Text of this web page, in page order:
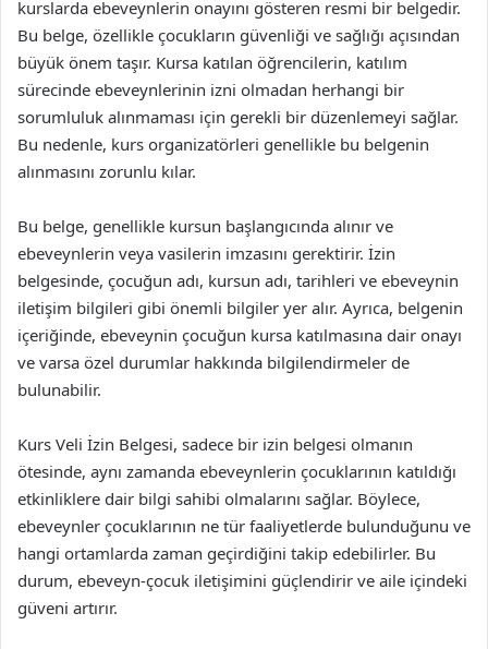
kurslarda ebeveynlerin onayını gösteren resmi bir belgedir.
Bu belge, özellikle çocukların güvenliği ve sağlığı açısından
büyük önem taşır. Kursa katılan öğrencilerin, katılım
sürecinde ebeveynlerinin izni olmadan herhangi bir
sorumluluk alınmaması için gerekli bir düzenlemeyi sağlar.
Bu nedenle, kurs organizatörleri genellikle bu belgenin
alınmasını zorunlu kılar.
Bu belge, genellikle kursun başlangıcında alınır ve
ebeveynlerin veya vasilerin imzasını gerektirir. İzin
belgesinde, çocuğun adı, kursun adı, tarihleri ve ebeveynin
iletişim bilgileri gibi önemli bilgiler yer alır. Ayrıca, belgenin
içeriğinde, ebeveynin çocuğun kursa katılmasına dair onayı
ve varsa özel durumlar hakkında bilgilendirmeler de
bulunabilir.
Kurs Veli İzin Belgesi, sadece bir izin belgesi olmanın
ötesinde, aynı zamanda ebeveynlerin çocuklarının katıldığı
etkinliklere dair bilgi sahibi olmalarını sağlar. Böylece,
ebeveynler çocuklarının ne tür faaliyetlerde bulunduğunu ve
hangi ortamlarda zaman geçirdiğini takip edebilirler. Bu
durum, ebeveyn-çocuk iletişimini güçlendirir ve aile içindeki
güveni artırır.